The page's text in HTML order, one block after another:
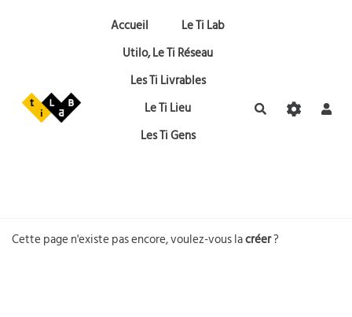
Aller au contenu principal
Accueil
Le Ti Lab
Utilo, Le Ti Réseau
Les Ti Livrables
Le Ti Lieu
Les Ti Gens
Rechercher
Cette page n'existe pas encore, voulez-vous lacréer?